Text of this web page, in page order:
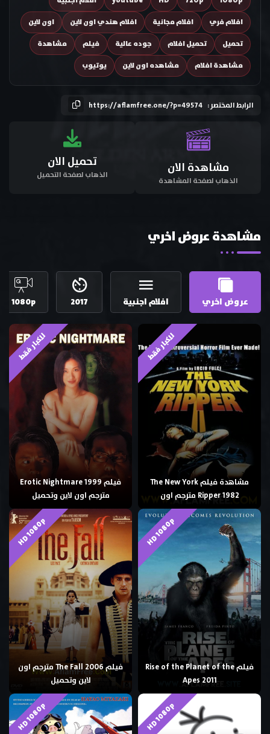
افلام فري
افلام مجانية افلام هندي اون لاين
اون لاين
تحميل
تحميل افلام جوده عالية فيلم
مشاهدة
مشاهدة افلام
مشاهده اون لاين يوتيوب
الرابط المختصر : https://aflamfree.one/?p=49574
مشاهدة الان
الذهاب لصفحة المشاهدة
تحميل الان
الذهاب لصفحة التحميل
مشاهدة عروض اخري
عروض اخري افلام اجنبية 2017
1080p
للكبار فقط
مشاهدة فيلم The New York
Ripper 1982 مترجم اون
للكبار فقط
فيلم Erotic Nightmare 1999
مترجم اون لاين وتحميل
HD 1080p
فيلم Rise of the Planet of the
Apes 2011
HD 1080p
فيلم The Fall 2006 مترجم اون
لاين وتحميل
HD 1080p
HD 1080p